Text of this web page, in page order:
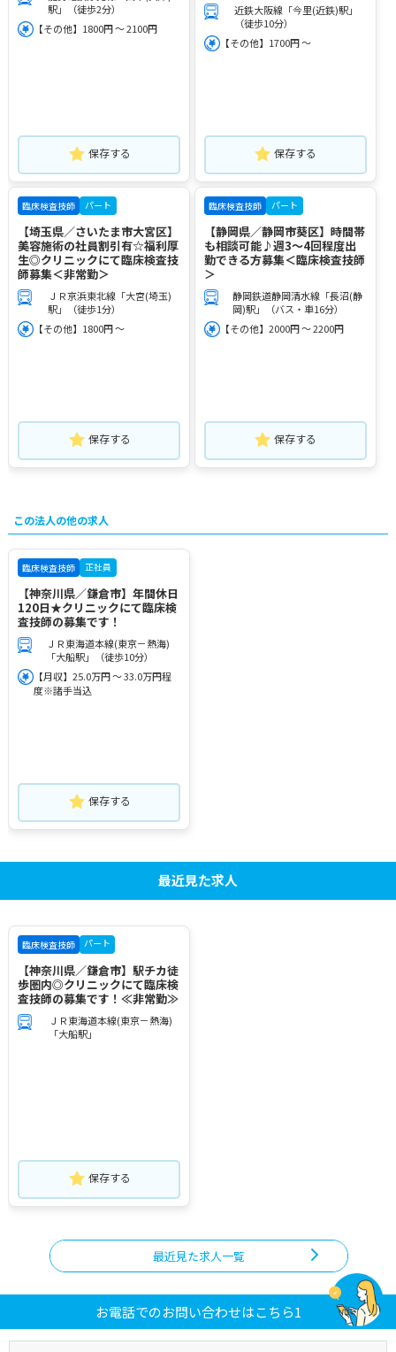
駅」（徒歩2分）
【その他】1800円 ～ 2100円
保存する
近鉄大阪線「今里(近鉄)駅」
（徒歩10分）
【その他】1700円 ～
保存する
臨床検査技師 パート
【埼玉県／さいたま市大宮区】
美容施術の社員割引有☆福利厚
生◎クリニックにて臨床検査技
師募集＜非常勤＞
ＪＲ京浜東北線「大宮(埼玉)
駅」（徒歩1分）
【その他】1800円 ～
保存する
臨床検査技師 パート
【静岡県／静岡市葵区】時間帯
も相談可能♪週3～4回程度出
勤できる方募集＜臨床検査技師
＞
静岡鉄道静岡清水線「長沼(静
岡)駅」（バス・車16分）
【その他】2000円 ～ 2200円
保存する
この法人の他の求人
臨床検査技師 正社員
【神奈川県／鎌倉市】年間休日
120日★クリニックにて臨床検
査技師の募集です！
ＪＲ東海道本線(東京－熱海)
「大船駅」（徒歩10分）
【月収】25.0万円 ～ 33.0万円程
度※諸手当込
保存する
最近見た求人
臨床検査技師 パート
【神奈川県／鎌倉市】駅チカ徒
歩圏内◎クリニックにて臨床検
査技師の募集です！≪非常勤≫
ＪＲ東海道本線(東京－熱海)
「大船駅」
保存する
最近見た求人一覧
お電話でのお問い合わせはこちら1